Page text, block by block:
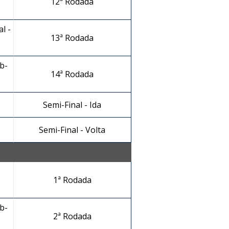
-
13ª Rodada
14ª Rodada
Semi-Final - Ida
Semi-Final - Volta
1ª Rodada
2ª Rodada